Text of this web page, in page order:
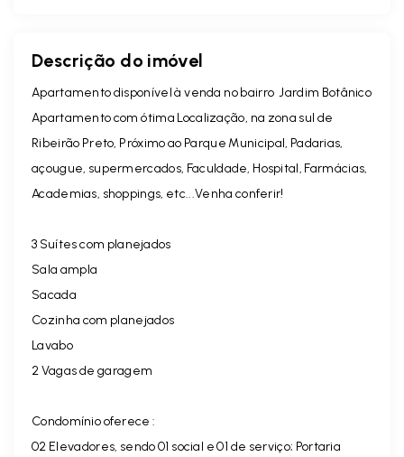
Descrição do imóvel
Apartamento disponível à venda no bairro Jardim Botânico
Apartamento com ótima Localização, na zona sul de
Ribeirão Preto, Próximo ao Parque Municipal, Padarias,
açougue, supermercados, Faculdade, Hospital, Farmácias,
Academias, shoppings, etc...Venha conferir!
3 Suítes com planejados
Sala ampla
Sacada
Cozinha com planejados
Lavabo
2 Vagas de garagem
Condomínio oferece :
02 Elevadores, sendo 01 social e 01 de serviço; Portaria